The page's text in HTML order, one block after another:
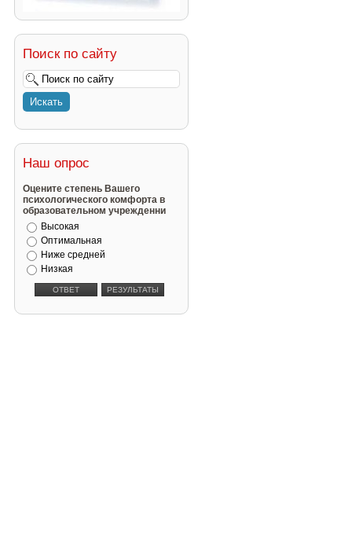
Поиск по сайту
Наш опрос
Оцените степень Вашего
психологического комфорта в
образовательном учрежденни
Высокая
Оптимальная
Ниже средней
Низкая